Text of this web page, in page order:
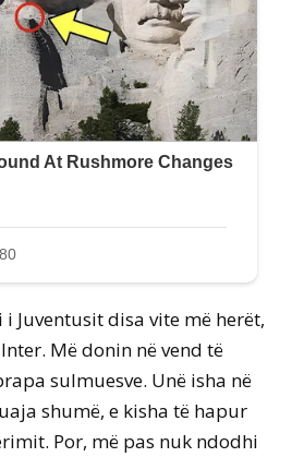
Juventusit disa vite më herët,
Më donin në vend të
sulmuesve. Unë isha në
shumë, e kisha të hapur
Por, më pas nuk ndodhi